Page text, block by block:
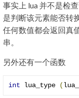
事实上 lua 并不是检
是判断该元素能否转
任何数值都会返回真
串。
另外还有一个函数
int lua_type (